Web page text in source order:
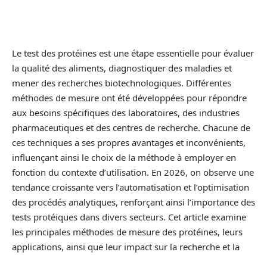
Le test des protéines est une étape essentielle pour évaluer
la qualité des aliments, diagnostiquer des maladies et
mener des recherches biotechnologiques. Différentes
méthodes de mesure ont été développées pour répondre
aux besoins spécifiques des laboratoires, des industries
pharmaceutiques et des centres de recherche. Chacune de
ces techniques a ses propres avantages et inconvénients,
influençant ainsi le choix de la méthode à employer en
fonction du contexte d’utilisation. En 2026, on observe une
tendance croissante vers l’automatisation et l’optimisation
des procédés analytiques, renforçant ainsi l’importance des
tests protéiques dans divers secteurs. Cet article examine
les principales méthodes de mesure des protéines, leurs
applications, ainsi que leur impact sur la recherche et la